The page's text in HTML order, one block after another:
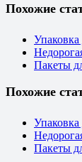
Похожие
Упаковка
Пакеты
Похожие
Упаковка
Пакеты